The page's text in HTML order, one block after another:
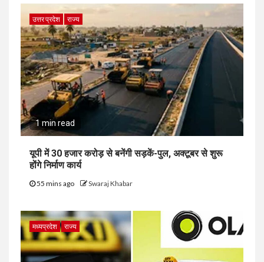
उत्तर प्रदेश राज्य
1 min read
यूपी में 30 हजार करोड़ से बनेंगी सड़कें-पुल, अक्टूबर से शुरू
होंगे निर्माण कार्य
55 mins ago Swaraj Khabar
मध्यप्रदेश राज्य